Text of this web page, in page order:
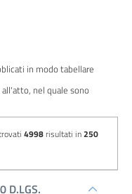
in modo tabellare
nel quale sono